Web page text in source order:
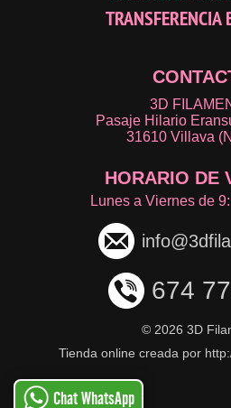
TRANSFERENCIA
3D
Pasaje Hilario
31610 Villava
HORARIO DE
Lunes a Viernes de
674
©2026 3D
Tienda online creada por
Chat WhatsApp